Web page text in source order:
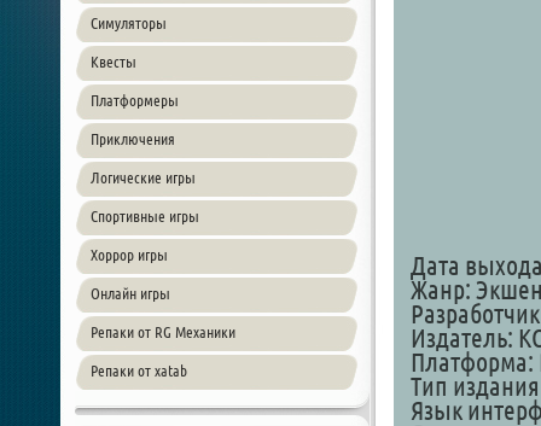
Симуляторы
Квесты
Платформеры
Приключения
Логические игры
Спортивные игры
Хоррор игры
Онлайн игры
Репаки от RG Механики
Репаки от xatab
Дата
Жанр:
Издатель:
Платформа:
Тип
Язык